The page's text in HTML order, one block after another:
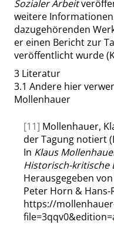
Sozialer Arbeit
weitere
dazugehörenden
er einen Bericht zur
veröffentlicht wurde
3 Literatur
3.1 Andere hier
Mollenhauer
[11] Mollenhauer,
der Tagung notiert
In Klaus
Historisch-kritische
Herausgegeben
Peter Horn &
https://